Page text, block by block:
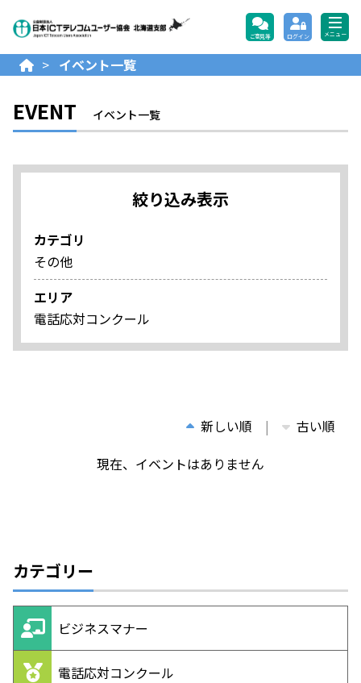
公益財団法人日本ICTテレ
ご意見等 ログイン メニュー
> イベント一覧
EVENT イベント一覧
絞り込み表示
カテゴリ
その他
エリア
電話応対コンクール
新しい順
古い順
現在、イベントはありません
カテゴリー
ビジネスマナー
電話応対コンクール